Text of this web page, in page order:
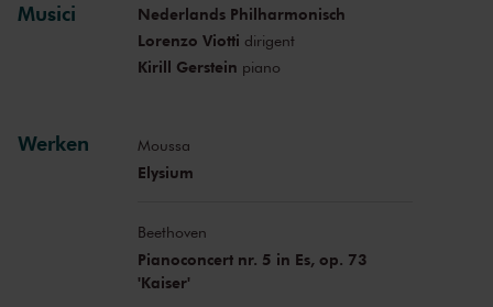
Musici
Nederlands Philharmonisch
Lorenzo Viotti dirigent
Kirill Gerstein piano
Werken Moussa
Elysium
Beethoven
Pianoconcert nr. 5 in Es, op. 73
'Kaiser'